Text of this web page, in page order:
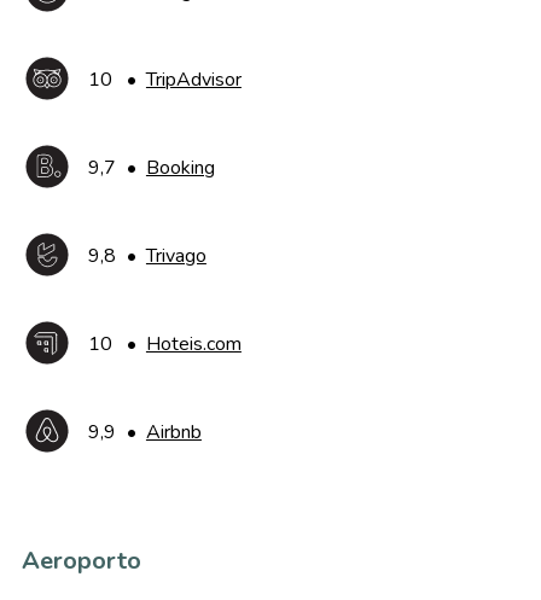
10 •TripAdvisor
9,7 • Booking
9,8 •Trivago
10 • Hoteis.com
9,9 • Airbnb
Aeroporto